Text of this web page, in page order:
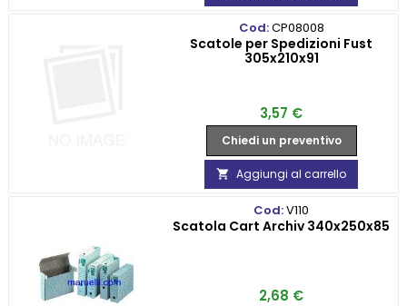
Cod:CP08008
Scatole per Spedizioni Fust
305x210x91
Prezzo
3,57 €
Chiedi un preventivo
 Aggiungi al carrello
Cod:V110
Scatola Cart Archiv 340x250x85
Prezzo
2,68 €